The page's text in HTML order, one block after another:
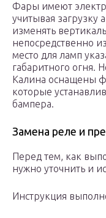
Фары имеют
учитывая загрузку
изменять
непосредственно
место для ламп
габаритного огня.
Калина оснащены
которые
бампера.
Замена реле и
Перед тем, как
нужно уточнить и
Инструкция